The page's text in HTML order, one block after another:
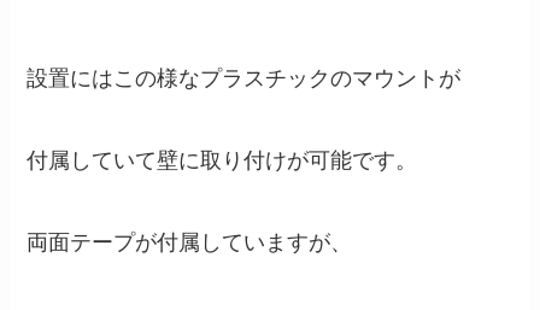
設置にはこの様なプラスチックのマウントが
付属していて壁に取り付けが可能です。
両面テープが付属していますが、